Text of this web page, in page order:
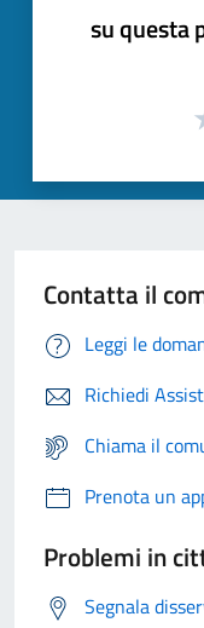
su questa
Contatta il
Leggi le
Richiedi
Chiama il
Prenota un
Problemi in
Segnala